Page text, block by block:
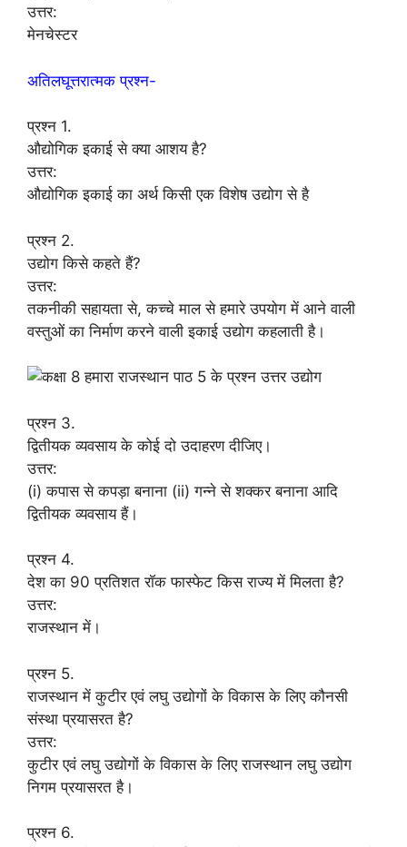
उत्तर:
मेनचेस्टर
अतिलघूत्तरात्मक प्रश्न-
प्रश्न 1.
औद्योगिक इकाई से क्या आशय है?
उत्तर:
औद्योगिक इकाई का अर्थ किसी एक विशेष उद्योग से है
प्रश्न 2.
उद्योग किसे कहते हैं?
उत्तर:
तकनीकी सहायता से, कच्चे माल से हमारे उपयोग में आने वाली
वस्तुओं का निर्माण करने वाली इकाई उद्योग कहलाती है।
प्रश्न 3.
द्वितीयक व्यवसाय के कोई दो उदाहरण दीजिए।
उत्तर:
(i) कपास से कपड़ा बनाना (ii) गन्ने से शक्कर बनाना आदि
द्वितीयक व्यवसाय हैं।
प्रश्न 4.
देश का 90 प्रतिशत रॉक फास्फेट किस राज्य में मिलता है?
उत्तर:
राजस्थान में।
प्रश्न 5.
राजस्थान में कुटीर एवं लघु उद्योगों के विकास के लिए कौनसी
संस्था प्रयासरत है?
उत्तर:
कुटीर एवं लघु उद्योगों के विकास के लिए राजस्थान लघु उद्योग
निगम प्रयासरत है।
प्रश्न 6.